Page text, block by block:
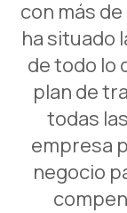
con más
ha situado
de todo lo
plan de
todas
empresa
negocio